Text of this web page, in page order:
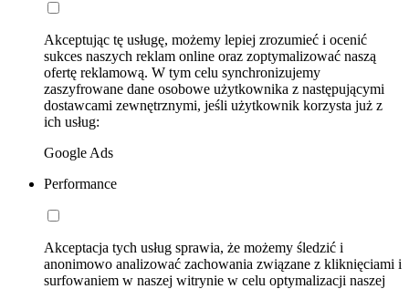
Akceptując tę usługę, możemy lepiej zrozumieć i ocenić
sukces naszych reklam online oraz zoptymalizować naszą
ofertę reklamową. W tym celu synchronizujemy
zaszyfrowane dane osobowe użytkownika z następującymi
dostawcami zewnętrznymi, jeśli użytkownik korzysta już z
ich usług:
Google Ads
Performance
Akceptacja tych usług sprawia, że możemy śledzić i
anonimowo analizować zachowania związane z kliknięciami i
surfowaniem w naszej witrynie w celu optymalizacji naszej